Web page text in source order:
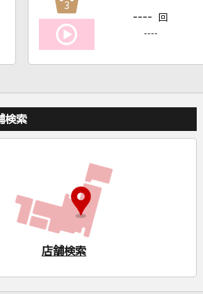
3
---- 回
----
検索
店舗検索